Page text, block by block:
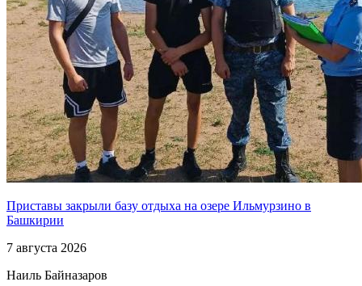
Приставы закрыли базу отдыха на озере Ильмурзино в
Башкирии
7 августа 2026
Наиль Байназаров